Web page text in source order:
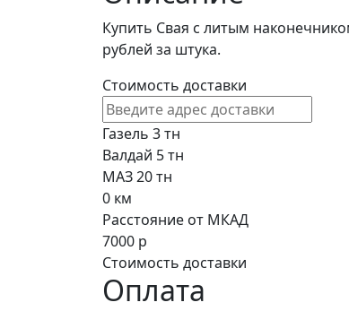
Купить Свая с литым
рублей за штука.
Стоимость доставки
Газель 3 тн
Валдай 5 тн
МАЗ 20 тн
0 км
Расстояние от МКАД
7000 р
Стоимость доставки
Оплата